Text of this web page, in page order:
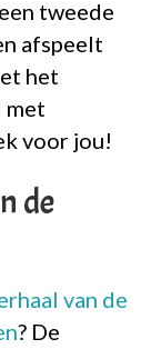
tweede
afspeelt
het
met
voor jou!
de
van de
? De